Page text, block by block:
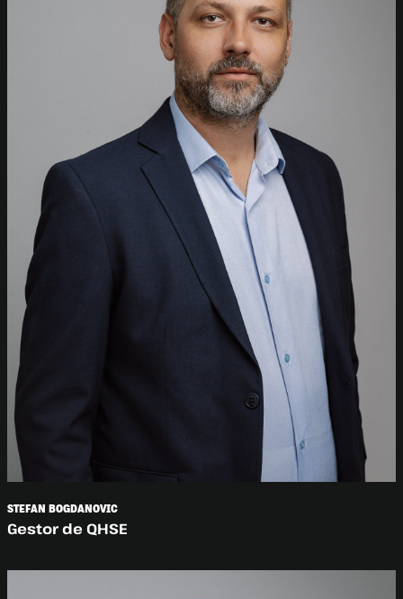
STEFAN BOGDANOVIC
Gestor de QHSE